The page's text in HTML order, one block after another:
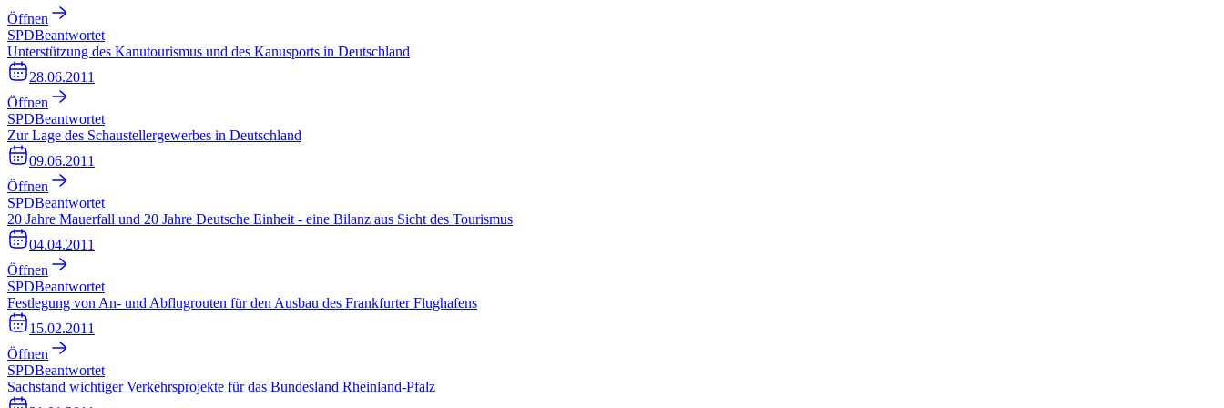
Öffnen
SPDBeantwortet
Unterstützung des Kanutourismus und des Kanusports in Deutschland
28.06.2011
Öffnen
SPDBeantwortet
Zur Lage des Schaustellergewerbes in Deutschland
09.06.2011
Öffnen
SPDBeantwortet
20 Jahre Mauerfall und 20 Jahre Deutsche Einheit - eine Bilanz aus Sicht des Tourismus
04.04.2011
Öffnen
SPDBeantwortet
Festlegung von An- und Abflugrouten für den Ausbau des Frankfurter Flughafens
15.02.2011
Öffnen
SPDBeantwortet
Sachstand wichtiger Verkehrsprojekte für das Bundesland Rheinland-Pfalz